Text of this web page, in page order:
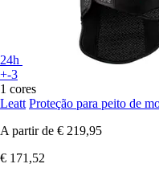
24h
+-3
1 cores
Leatt Proteção para peito de
A partir de € 219,95
€ 171,52